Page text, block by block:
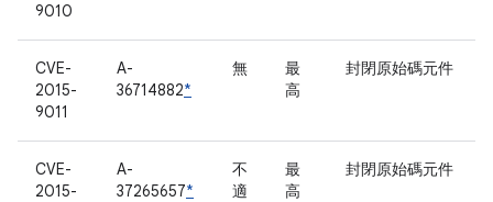
9010
CVE-
2015-
9011
A-
36714882*
無
最
高
封閉原始碼元件
CVE-
2015-
A-
37265657*
不
適
最
高
封閉原始碼元件